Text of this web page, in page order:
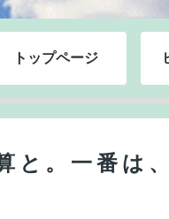
トップページ
と。一番は